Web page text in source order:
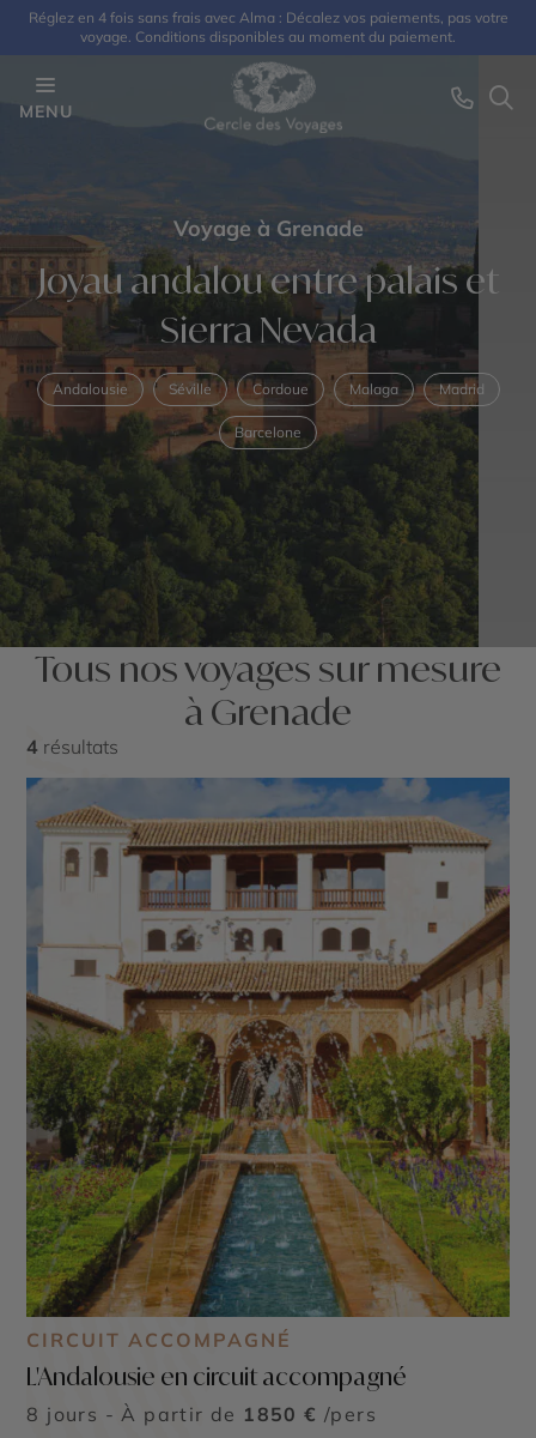
Réglez en 4 fois sans frais avec Alma : Décalez vos paiements, pas votre
voyage. Conditions disponibles au moment du paiement.
MENU
Voyage à Grenade
Joyau andalou entre palais et
Sierra Nevada
Andalousie Séville Cordoue Malaga Madrid
Barcelone
Tous nos voyages sur mesure
à Grenade
4 résultats
CIRCUIT ACCOMPAGNÉ
L'Andalousie en circuit accompagné
8 jours - À partir de 1850 € /pers